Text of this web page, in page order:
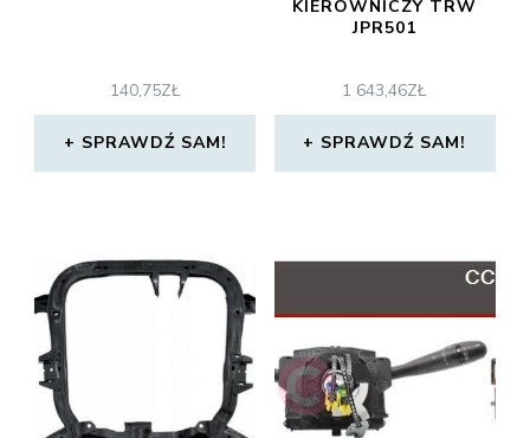
140,75ZŁ
SPRAWDŹ SAM!
KIEROWNICZY TRW
JPR501
1 643,46ZŁ
SPRAWDŹ SAM!